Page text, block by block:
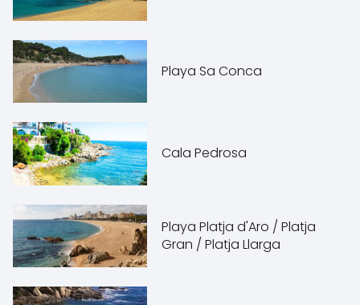
Playa Sa Conca
Cala Pedrosa
Playa Platja d'Aro / Platja
Gran / Platja Llarga